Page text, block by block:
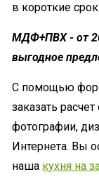
в короткие
МДФ+ПВХ - от
выгодное
С помощью
заказать
фотографии,
Интернета. Вы
наша кухня на